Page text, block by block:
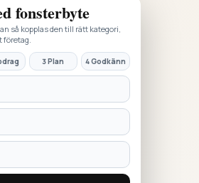
fonsterbyte
så kopplas den till rätt kategori,
företag.
3 Plan 4 Godkänn